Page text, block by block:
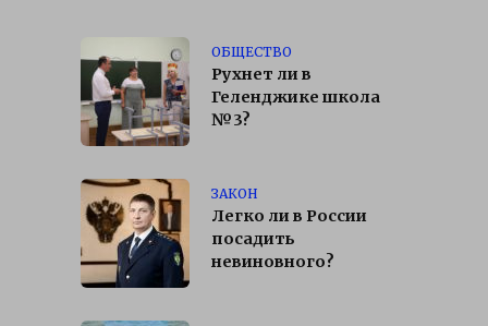
ОБЩЕСТВО
Рухнет ли в
Геленджике школа
№3?
ЗАКОН
Легко ли в России
посадить
невиновного?